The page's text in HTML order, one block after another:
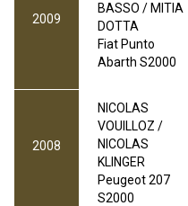
2009
BASSO / MITIA
DOTTA
Fiat Punto
Abarth S2000
2008
NICOLAS
VOUILLOZ /
NICOLAS
KLINGER
Peugeot 207
S2000